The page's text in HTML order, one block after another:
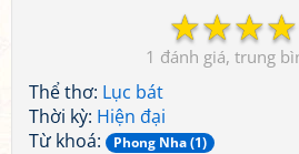
☆
☆
☆
☆
1
Thể thơ: Lục bát
Thời kỳ: Hiện đại
Từ khoá:
Phong Nha (1)